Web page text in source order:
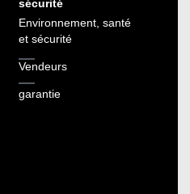
sécurité
Environnement, santé
et sécurité
Vendeurs
garantie